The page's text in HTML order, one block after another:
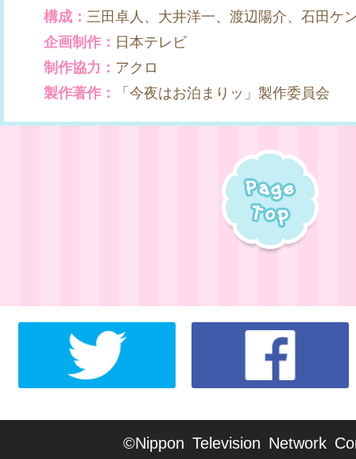
構成： 三田卓人、大井洋一、渡辺陽介、石田ケ
企画制作： 日本テレビ
制作協力： アクロ
製作著作：
「今夜はお泊まりッ」製作委員会
©Nippon Television Network